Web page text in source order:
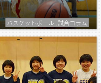
バスケットボール ,試合コラム